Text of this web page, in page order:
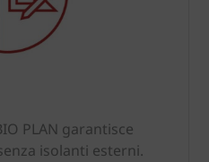
PLAN garantisce
isolanti esterni.